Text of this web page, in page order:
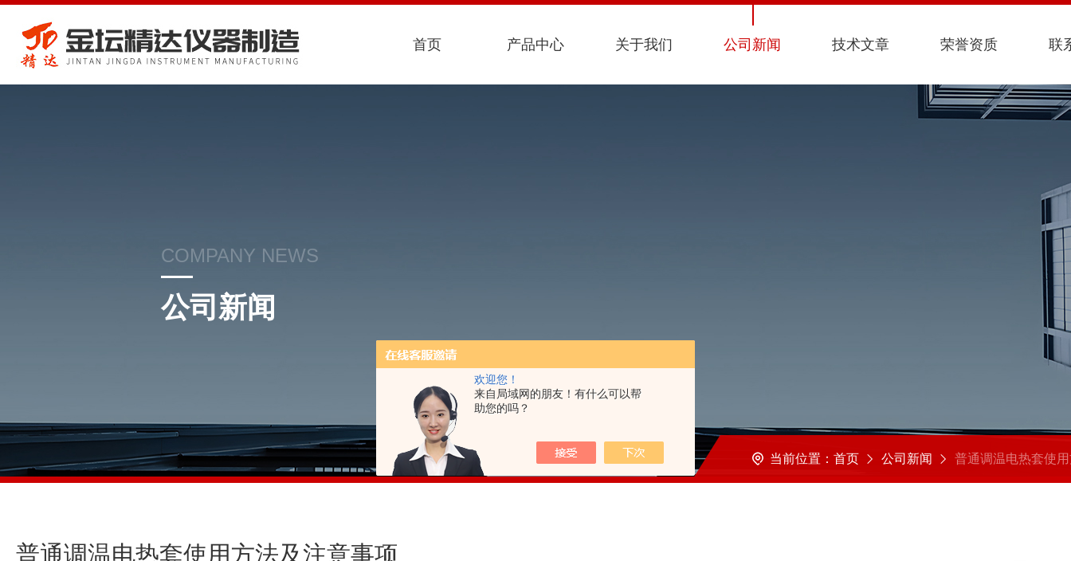
欢迎您！
来自局域网的朋友！有什么可以帮
助您的吗？
首页 产品中心 关于我们 公司新闻 技术文章 荣誉资质 联
COMPANY NEWS
公司新闻
当前位置： 首页 公司新闻 普通调温电热套使用方法及注意
普通调温电热套使用方法及注意事项